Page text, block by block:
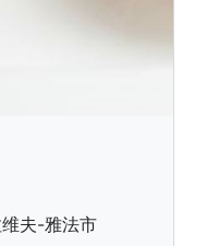
夫-雅法市